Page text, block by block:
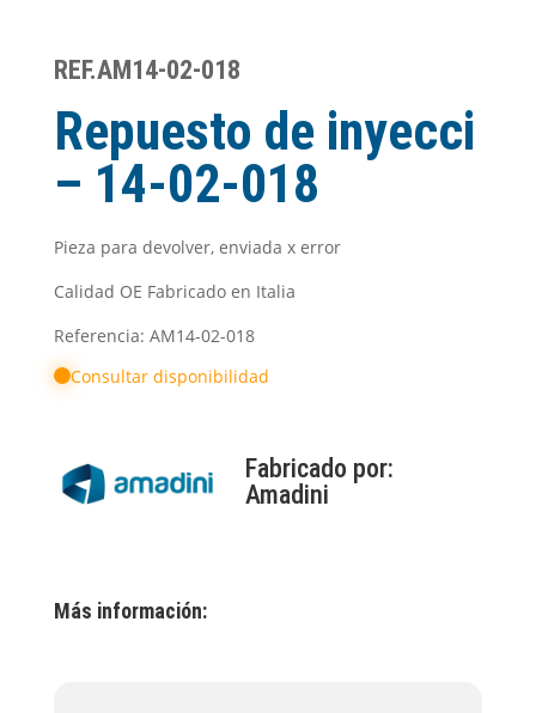
REF.AM14-02-018
Repuesto de inyecci
– 14-02-018
Pieza para devolver, enviada x error
Calidad OE Fabricado en Italia
Referencia: AM14-02-018
Consultar disponibilidad
Fabricado por:
Amadini
Más información: